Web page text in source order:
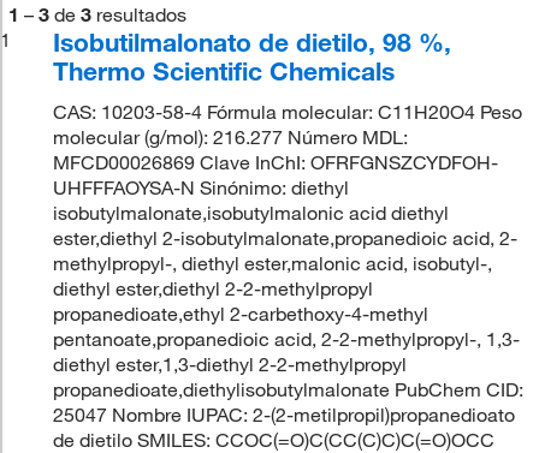
1 – 3 de 3 resultados
1
Isobutilmalonato de dietilo, 98 %,
Thermo Scientific Chemicals
CAS: 10203-58-4 Fórmula molecular: C11H20O4 Peso
molecular (g/mol): 216.277 Número MDL:
MFCD00026869 Clave InChI: OFRFGNSZCYDFOH-
UHFFFAOYSA-N Sinónimo: diethyl
isobutylmalonate,isobutylmalonic acid diethyl
ester,diethyl 2-isobutylmalonate,propanedioic acid, 2-
methylpropyl-, diethyl ester,malonic acid, isobutyl-,
diethyl ester,diethyl 2-2-methylpropyl
propanedioate,ethyl 2-carbethoxy-4-methyl
pentanoate,propanedioic acid, 2-2-methylpropyl-, 1,3-
diethyl ester,1,3-diethyl 2-2-methylpropyl
propanedioate,diethylisobutylmalonate PubChem CID:
25047 Nombre IUPAC: 2-(2-metilpropil)propanedioato
de dietilo SMILES: CCOC(=O)C(CC(C)C)C(=O)OCC